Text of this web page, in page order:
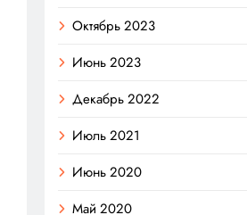
Октябрь 2023
Июнь 2023
Декабрь 2022
Июль 2021
Июнь 2020
Май 2020